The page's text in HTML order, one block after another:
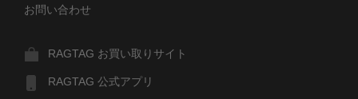
お問い合わせ
RAGTAG お買い取りサイト
RAGTAG 公式アプリ